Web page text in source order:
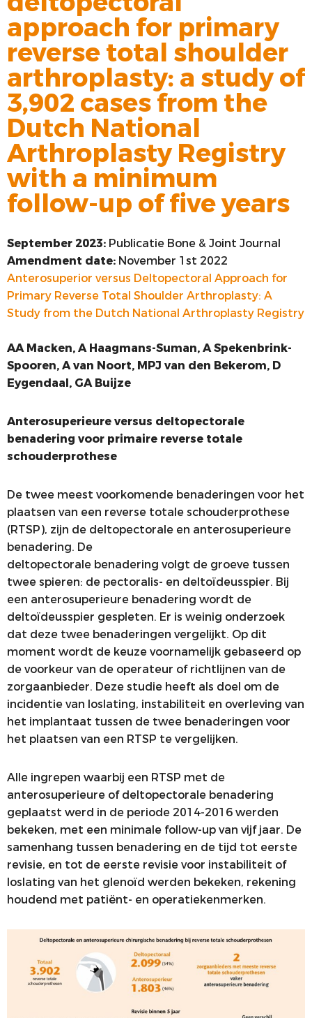
VOORSTE KRUISBAND
SYNTHETISEREN VAN LROI-DATA
approach for primary
reverse total shoulder
arthroplasty: a study of
3,902 cases from the
Dutch National
Arthroplasty Registry
with a minimum
follow-up of five years
September 2023: Publicatie Bone & Joint Journal
Amendment date: November 1st 2022
Anterosuperior versus Deltopectoral Approach for
Primary Reverse Total Shoulder Arthroplasty: A
Study from the Dutch National Arthroplasty Registry
AA Macken, A Haagmans-Suman, A Spekenbrink-
Spooren, A van Noort, MPJ van den Bekerom, D
Eygendaal, GA Buijze
Anterosuperieure versus deltopectorale
benadering voor primaire reverse totale
schouderprothese
De twee meest voorkomende benaderingen voor het
plaatsen van een reverse totale schouderprothese
(RTSP), zijn de deltopectorale en anterosuperieure
benadering. De
deltopectorale benadering volgt de groeve tussen
twee spieren: de pectoralis- en deltoïdeusspier. Bij
een anterosuperieure benadering wordt de
deltoïdeusspier gespleten. Er is weinig onderzoek
dat deze twee benaderingen vergelijkt. Op dit
moment wordt de keuze voornamelijk gebaseerd op
de voorkeur van de operateur of richtlijnen van de
zorgaanbieder. Deze studie heeft als doel om de
incidentie van loslating, instabiliteit en overleving van
het implantaat tussen de twee benaderingen voor
het plaatsen van een RTSP te vergelijken.
Alle ingrepen waarbij een RTSP met de
anterosuperieure of deltopectorale benadering
geplaatst werd in de periode 2014-2016 werden
bekeken, met een minimale follow-up van vijf jaar. De
samenhang tussen benadering en de tijd tot eerste
revisie, en tot de eerste revisie voor instabiliteit of
loslating van het glenoïd werden bekeken, rekening
houdend met patiënt- en operatiekenmerken.